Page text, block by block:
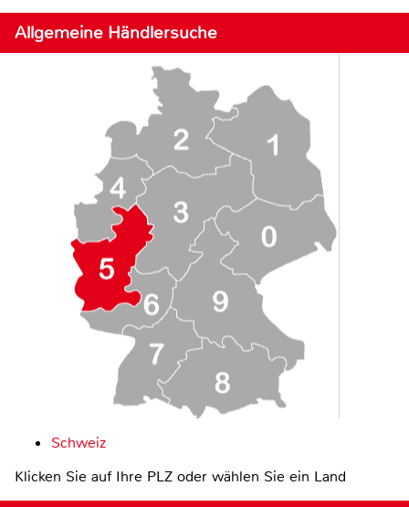
Allgemeine Händlersuche
Schweiz
Klicken Sie auf Ihre PLZ oder wählen Sie ein Land